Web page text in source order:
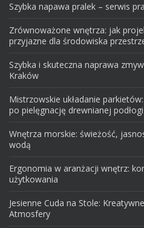
Szybka napawa pralek – serwis
Zrównoważone wnętrza: jak
przyjazne dla środowiska
Szybka i skuteczna naprawa
Kraków
Mistrzowskie układanie
po pielęgnację drewnianej podłogi
Wnętrza morskie: świeżość,
wodą
Ergonomia w aranżacji wnętrz:
użytkowania
Jesienne Cuda na Stole:
Atmosfery